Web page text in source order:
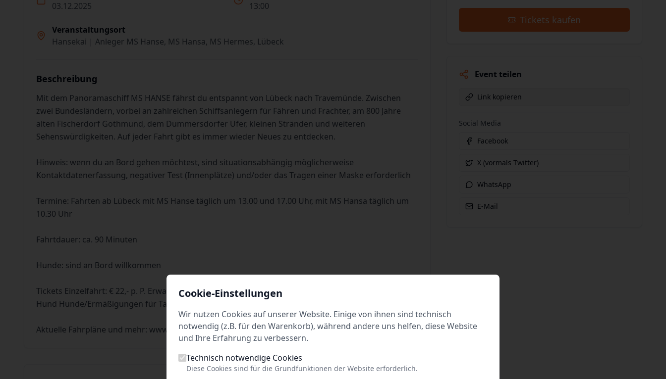
03.12.2025
13:00
Veranstaltungsort
Hansekai | Anleger MS Hanse, MS Hansa, MS Hermes, Lübeck
Beschreibung
Mit dem Panoramaschiff MS HANSE fährst du entspannt von Lübeck nach Travemünde. Zwischen
zwei Bundesländern, vorbei an zahlreichen Schiffsanlegern für Fähren und Frachter, am 800 Jahre
alten Fischerdorf Gothmund, dem Dummersdorfer Ufer, kleinen Stränden und weiteren
Sehenswürdigkeiten. Auf jeder Fahrt gibt es immer wieder Neues zu entdecken.
Hinweis: wenn du an Bord gehen möchtest, sind situationsabhängig möglicherweise
Kontaktdatenerfassung, negativer Test (Innenplätze) und/oder das Tragen einer Maske erforderlich
Termine: Fahrten ab Lübeck mit MS Hanse täglich um 13.00 und 17.00 Uhr, mit MS Hansa täglich um
10.30 Uhr
Fahrtdauer: ca. 90 Minuten
Hunde: sind an Bord willkommen
Tickets Einzelfahrt: € 22,- p. P. Erwachsene/€ 17,- p. P. Kinder (4 bis 14 Jahre)/€ 9,- p. Fahrrad/€ 4,- p.
Hund Hunde/Ermäßigungen für Tages-Kombi-Ticket Hin- und Rückfahrt, Familien und Gruppen
Aktuelle Fahrpläne und mehr: www.hanseschifffahrt.de
Tickets kaufen
Event teilen
Link kopieren
Social Media
Facebook
X (vormals Twitter)
WhatsApp
E-Mail
Cookie-Einstellungen
Wir nutzen Cookies auf unserer Website. Einige von ihnen sind technisch
notwendig (z.B. für den Warenkorb), während andere uns helfen, diese Website
und Ihre Erfahrung zu verbessern.
Technisch notwendige Cookies
Diese Cookies sind für die Grundfunktionen der Website erforderlich.